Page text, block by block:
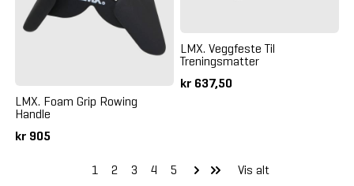
LMX. Foam Grip Rowing
Handle
kr 905
LMX. Veggfeste Til
Treningsmatter
kr 637,50
1 2 3 4 5 Vis alt